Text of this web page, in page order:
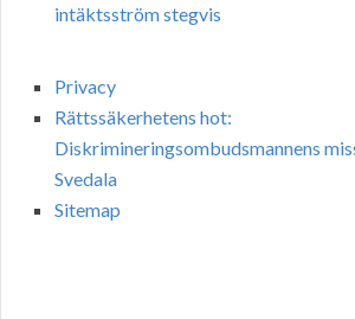
intäktsström stegvis
Privacy
Rättssäkerhetens hot:
Diskrimineringsombudsmannens
Svedala
Sitemap